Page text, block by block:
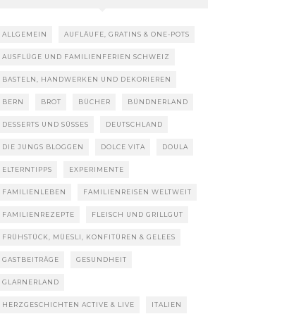
ALLGEMEIN AUFLÄUFE, GRATINS & ONE-POTS
AUSFLÜGE UND FAMILIENFERIEN SCHWEIZ
BASTELN, HANDWERKEN UND DEKORIEREN
BERN BROT BÜCHER BÜNDNERLAND
DESSERTS UND SÜSSES DEUTSCHLAND
DIE JUNGS BLOGGEN DOLCE VITA DOULA
ELTERNTIPPS EXPERIMENTE
FAMILIENLEBEN FAMILIENREISEN WELTWEIT
FAMILIENREZEPTE FLEISCH UND GRILLGUT
FRÜHSTÜCK, MÜESLI, KONFITÜREN & GELEES
GASTBEITRÄGE GESUNDHEIT
GLARNERLAND
HERZGESCHICHTEN ACTIVE & LIVE ITALIEN